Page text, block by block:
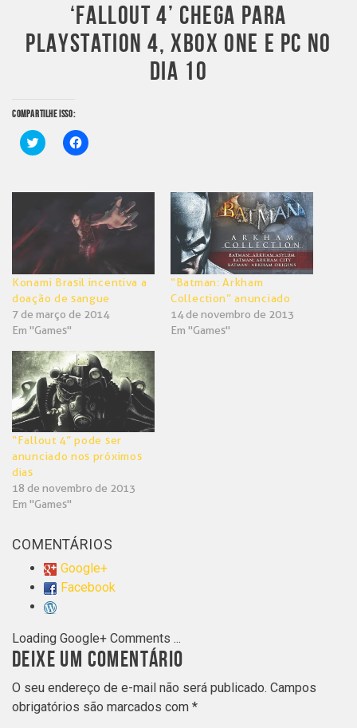
‘FALLOUT 4’ CHEGA PARA
PLAYSTATION 4, XBOX ONE E PC NO
DIA 10
COMPARTILHE ISSO:
Clique
para
em
Clique
para
em
janela)
Konami Brasil incentiva a
doação de sangue
7 de março de 2014
Em "Games"
“Batman: Arkham
Collection” anunciado
14 de novembro de 2013
Em "Games"
“Fallout 4” pode ser
anunciado nos próximos
dias
18 de novembro de 2013
Em "Games"
COMENTÁRIOS
Google+
Facebook
Loading Google+ Comments ...
DEIXE UM COMENTÁRIO
O seu endereço de e-mail não será publicado. Campos
obrigatórios são marcados com *